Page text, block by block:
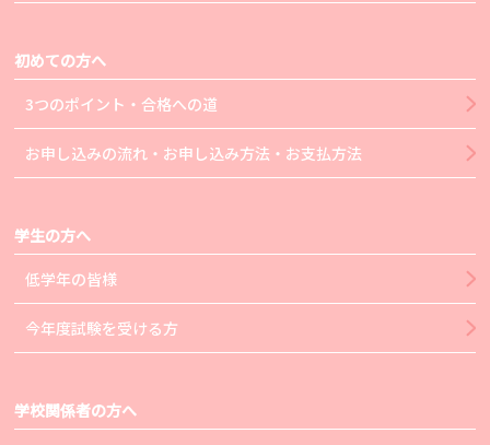
初めての方へ
3つのポイント・合格への道
お申し込みの流れ・お申し込み方法・お支払方法
学生の方へ
低学年の皆様
今年度試験を受ける方
学校関係者の方へ